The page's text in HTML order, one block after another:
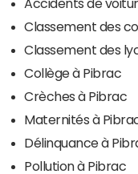
Accidents de
Classement des
Classement des
Collège à Pibrac
Crèches à Pibrac
Maternités à
Délinquance à
Pollution à Pibrac